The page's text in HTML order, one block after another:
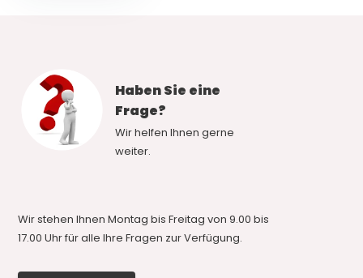
Haben Sie eine
Frage?
Wir helfen Ihnen gerne
weiter.
Wir stehen Ihnen Montag bis Freitag von 9.00 bis
17.00 Uhr für alle Ihre Fragen zur Verfügung.